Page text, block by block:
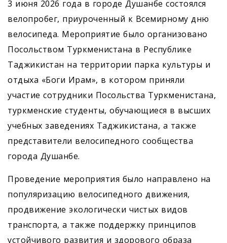
3 июня 2026 года в городе Душанбе состоялся
велопробег, приуроченный к Всемирному дню
велосипеда. Мероприятие было организовано
Посольством Туркменистана в Республике
Таджикистан на территории парка культуры и
отдыха «Боги Ирам», в котором приняли
участие сотрудники Посольства Туркменистана,
туркменские студенты, обучающиеся в высших
учебных заведениях Таджикистана, а также
представители велосипедного сообщества
города Душанбе.
Проведение мероприятия было направлено на
популяризацию велосипедного движения,
продвижение экологически чистых видов
транспорта, а также поддержку принципов
устойчивого развития и здорового образа